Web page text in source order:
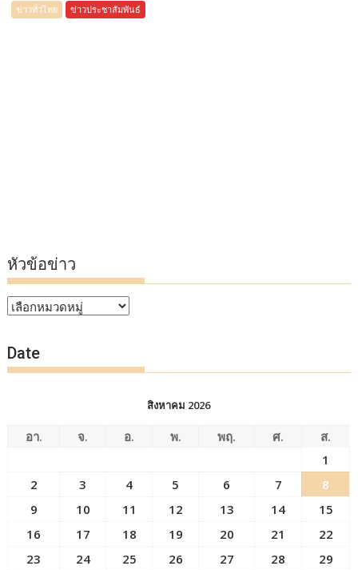
ข่าวทั่วไทย ข่าวประชาสัมพันธ์
หัวข้อข่าว
หัวข้อ
Date
สิงหาคม 2026
อา. จ. อ. พ. พฤ. ศ.
ส.
1
2
3 4 5 6 7
8
9
10 11 12 13 14
15
16
17 18 19 20 21
22
23
24 25 26 27 28
29